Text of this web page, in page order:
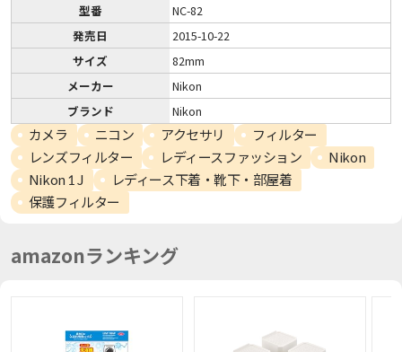
型番
NC-82
発売日
2015-10-22
サイズ
82mm
メーカー
Nikon
ブランド
Nikon
カメラ ニコン アクセサリ
フィルター
レンズフィルター
レディースファッション
Nikon
Nikon 1 J
レディース下着・靴下・部屋着
保護フィルター
amazonランキング